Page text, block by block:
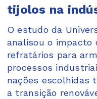
tijolos na
O estudo da
analisou o impacto
refratários para
processos
nações escolhidas
a transição